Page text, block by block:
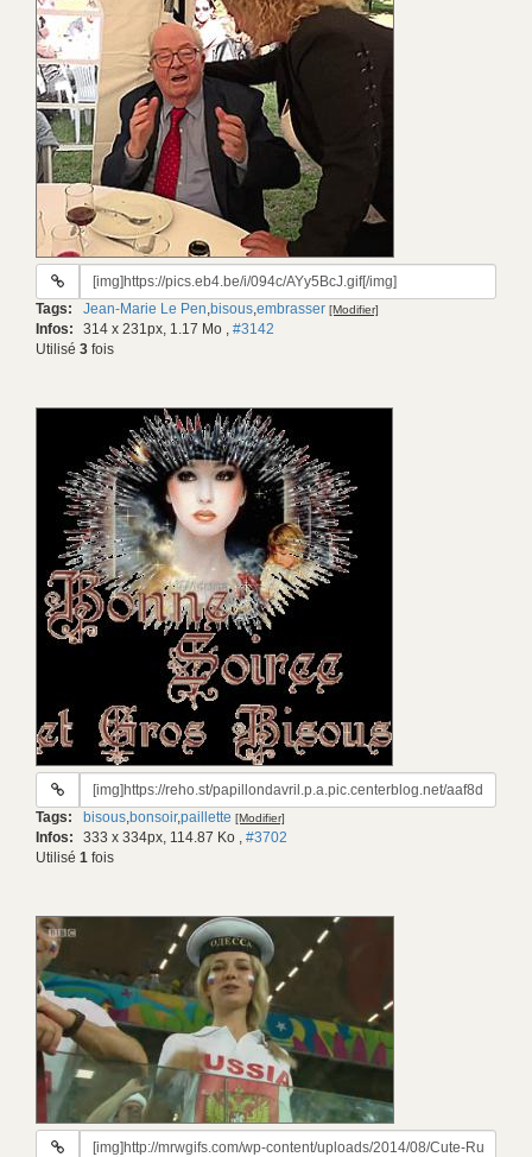
URL
gif:
Tags: Jean-Marie Le Pen,bisous,embrasser [Modifier]
Infos: 314 x 231px, 1.17 Mo , #3142
Utilisé 3 fois
URL
gif:
Tags: bisous,bonsoir,paillette [Modifier]
Infos: 333 x 334px, 114.87 Ko , #3702
Utilisé 1 fois
URL